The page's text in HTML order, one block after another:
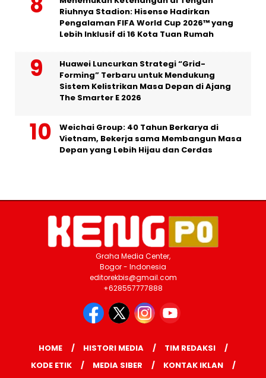
Riuhnya Stadion: Hisense Hadirkan
Pengalaman FIFA World Cup 2026™ yang
Lebih Inklusif di 16 Kota Tuan Rumah
Huawei Luncurkan Strategi “Grid-
Forming” Terbaru untuk Mendukung
Sistem Kelistrikan Masa Depan di Ajang
The Smarter E 2026
Weichai Group: 40 Tahun Berkarya di
Vietnam, Bekerja sama Membangun Masa
Depan yang Lebih Hijau dan Cerdas
Graha Media Center,
Bogor - Indonesia
editorekbis@gmail.com
+628557777888
HOME HISTORI MEDIA
TIM REDAKSI
KODE ETIK
MEDIA SIBER
KONTAK IKLAN